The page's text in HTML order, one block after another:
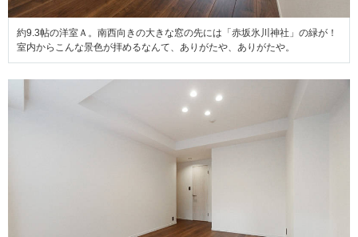
約9.3帖の洋室Ａ。南西向きの大きな窓の先には「赤坂氷川神社」の緑が！
室内からこんな景色が拝めるなんて、ありがたや、ありがたや。